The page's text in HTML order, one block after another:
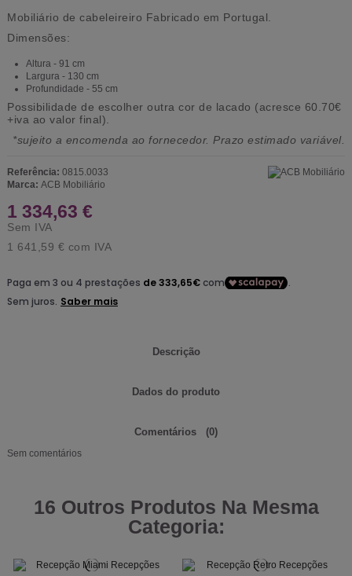
Mobiliário de cabeleireiro Fabricado em Portugal.
Dimensões:
Altura - 91 cm
Largura - 130 cm
Profundidade - 55 cm
Possibilidade de escolher outra cor de lacado (acresce 60.70€
+iva ao valor final).
*sujeito a encomenda ao fornecedor. Prazo estimado variável.
Referência: 0815.0033
Marca: ACB Mobiliário
1 334,63 €
Sem IVA
1 641,59 € com IVA
Descrição
Dados do produto
Comentários (0)
Sem comentários
16 Outros Produtos Na Mesma
Categoria: